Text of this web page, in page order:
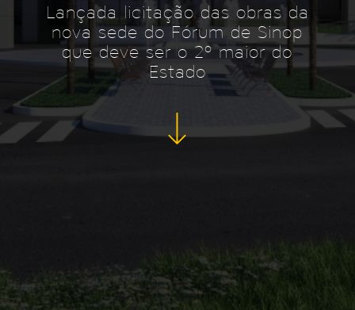
Lançada licitação das obras da
nova sede do Fórum de Sinop
que deve ser o 2º maior do
Estado